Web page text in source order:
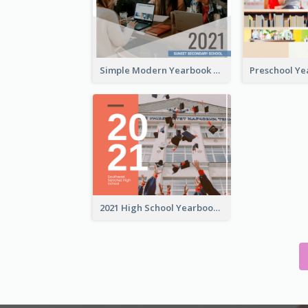
Simple Modern Yearbook Photo Book
2021 High School Yearbook Photo Book